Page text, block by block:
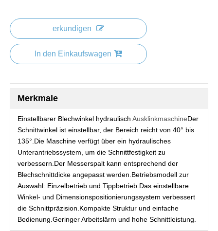
erkundigen
In den Einkaufswagen
Merkmale
Einstellbarer Blechwinkel hydraulisch AusklinkmaschineDer
Schnittwinkel ist einstellbar, der Bereich reicht von 40° bis
135°.Die Maschine verfügt über ein hydraulisches
Unterantriebssystem, um die Schnittfestigkeit zu
verbessern.Der Messerspalt kann entsprechend der
Blechschnittdicke angepasst werden.Betriebsmodell zur
Auswahl: Einzelbetrieb und Tippbetrieb.Das einstellbare
Winkel- und Dimensionspositionierungssystem verbessert
die Schnittpräzision.Kompakte Struktur und einfache
Bedienung.Geringer Arbeitslärm und hohe Schnittleistung.